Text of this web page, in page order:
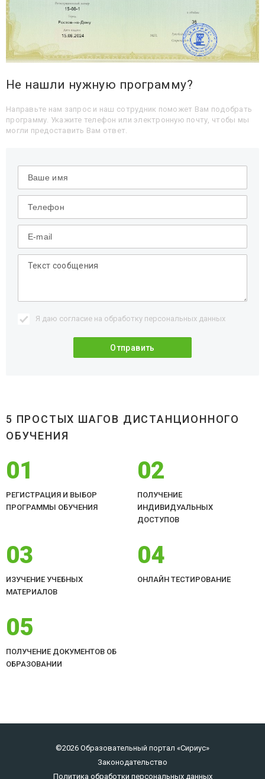
Не нашли нужную программу?
Направьте нам запрос и наш сотрудник поможет Вам подобрать
программу. Укажите телефон или электронную почту, чтобы мы
могли предоставить Вам ответ.
Я даю согласие на обработку персональных данных
5 ПРОСТЫХ ШАГОВ ДИСТАНЦИОННОГО
ОБУЧЕНИЯ
01
РЕГИСТРАЦИЯ И ВЫБОР
ПРОГРАММЫ ОБУЧЕНИЯ
02
ПОЛУЧЕНИЕ
ИНДИВИДУАЛЬНЫХ
ДОСТУПОВ
03
ИЗУЧЕНИЕ УЧЕБНЫХ
МАТЕРИАЛОВ
04
ОНЛАЙН ТЕСТИРОВАНИЕ
05
ПОЛУЧЕНИЕ ДОКУМЕНТОВ ОБ
ОБРАЗОВАНИИ
©2026 Образовательный портал «Сириус»
Законодательство
Политика обработки персональных данных